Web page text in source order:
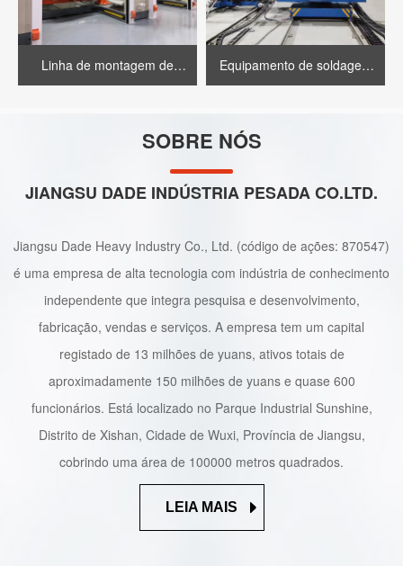
Linha de montagem de
impulsionada por AGV
Equipamento de soldagem
SOBRE NÓS
JIANGSU DADE INDÚSTRIA PESADA CO.LTD.
Jiangsu Dade Heavy Industry Co., Ltd. (código de ações: 870547)
é uma empresa de alta tecnologia com indústria de conhecimento
independente que integra pesquisa e desenvolvimento,
fabricação, vendas e serviços. A empresa tem um capital
registado de 13 milhões de yuans, ativos totais de
aproximadamente 150 milhões de yuans e quase 600
funcionários. Está localizado no Parque Industrial Sunshine,
Distrito de Xishan, Cidade de Wuxi, Província de Jiangsu,
cobrindo uma área de 100000 metros quadrados.
LEIA MAIS